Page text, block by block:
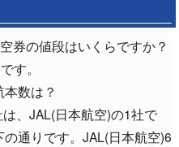
券の値段はいくらですか？
す。
数は？
、JAL(日本航空)の1社で
通りです。JAL(日本航空)6